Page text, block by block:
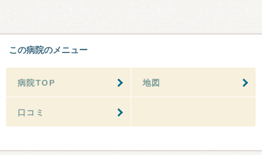
この病院のメニュー
病院TOP 地図
口コミ